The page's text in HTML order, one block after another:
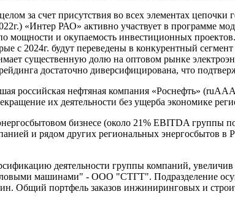
за счет присутствия во всех элементах
«Интер РАО» активно участвует в программе
мощности и окупаемость инвестиционных
с 2024г. будут переведены в конкурентный
существенную долю на оптовом рынке
достаточно диверсифицирована, что
российская нефтяная компания «Роснефть»
их деятельности без ущерба экономике
бизнесе (около 21% EBITDA
и рядом других региональных энергосбытов
деятельности группы компаний,
машинами" - ООО "СТГТ". Подразделение
Общий портфель заказов инжиниринговых и